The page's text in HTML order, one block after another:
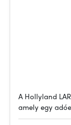
A Hollyland
amely egy